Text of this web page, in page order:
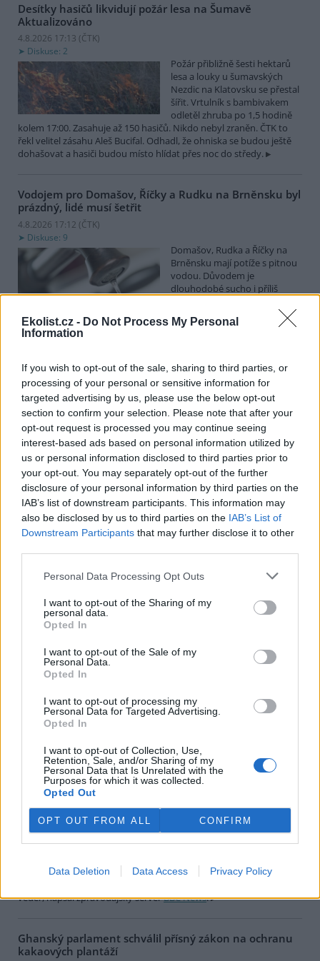
Ekolist.cz - Do Not Process My Personal
Information
If you wish to opt-out of the sale, sharing to third parties, or
processing of your personal or sensitive information for
targeted advertising by us, please use the below opt-out
section to confirm your selection. Please note that after your
opt-out request is processed you may continue seeing
interest-based ads based on personal information utilized by
us or personal information disclosed to third parties prior to
your opt-out. You may separately opt-out of the further
disclosure of your personal information by third parties on the
IAB’s list of downstream participants. This information may
also be disclosed by us to third parties on the IAB’s List of
Downstream Participants that may further disclose it to other
Personal Data Processing Opt Outs
I want to opt-out of the Sharing of my
personal data.
Opted In
I want to opt-out of the Sale of my
Personal Data.
Opted In
I want to opt-out of processing my
Personal Data for Targeted Advertising.
Opted In
I want to opt-out of Collection, Use,
Retention, Sale, and/or Sharing of my
Personal Data that Is Unrelated with the
Purposes for which it was collected.
Opted Out
OPT OUT FROM ALL CONFIRM
Data Deletion Data Access Privacy Policy
Desítky hasičů likvidují požár lesa na Šumavě
Aktualizováno
4.8.2026 17:13 (ČTK)
Diskuse: 2
Požár přibližně šesti hektarů
lesa a louky u šumavských
Nezdic na Klatovsku se přestal
šířit. Vrtulník s bambivakem
odletěl zhruba po 1,5 hodině
kolem 17:00. Zasahuje až 150 hasičů. Nikdo nebyl zraněn. ČTK to
řekl velitel zásahu Aleš Bucifal. Odhadl, že ohniska se budou ještě
dohašovat a hasiči budou místo hlídat přes noc do středy.
Vodojem pro Domašov, Říčky a Rudku na Brněnsku byl
prázdný, lidé musí šetřit
4.8.2026 17:12 (ČTK)
Diskuse: 9
Domašov, Rudka a Říčky na
Brněnsku mají potíže s pitnou
vodou. Důvodem je
dlouhodobé sucho i příliš
Dobrovolný svazek obcí (DSO) Domašovsko, který vodovod
provozuje, před týdnem vyzval k šetření vodou, spotřeba stoupla,
a lidé tak v pondělí vodojem zcela vyčerpali. Na problém dnes
že voda nyní z kohoutků ve třech obcích teče, ale je třeba opravdu
omezit její nadměrnou spotřebu.
Obce dostanou od ministerstva 300 milionů korun na
opravu nebo výstavbu vodních nádrží
4.8.2026 13:09 (ČTK)
Diskuse: 3
Obce dostanou od
ministerstva zemědělství
(MZe) 300 milionů korun na
opravu, výstavbu nebo
odbahnění malých vodních
nádrží. Žádost o dotace mohou podávat od 7. září do 7. října.
Hospodářským zvířatům pomáhají při vedrech remízky
4.8.2026 12:52 (ČTK)
teplotách ochlazují v
remízkách i kamenných stájích.
vedrech je nechávají uvnitř chladnějších budov. Kvůli suchu
neroste na loukách tráva a zemědělci musí dobytek přikrmovat
zásobami sena na zimu. Vysychají zdroje vody a rostou náklady na
V Japonsku, které bojuje s extrémními vedry, uhynuly
tři lvice, píše BBC News
4.8.2026 12:42 (ČTK)
Diskuse: 2
Tři lvice v zoologické zahradě v
japonském Tokiu uhynuly
horka. Japonsko se toto léto
veder, napsal zpravodajský serverBBC News.
Ghanský parlament schválil přísný zákon na ochranu
kakaových plantáží